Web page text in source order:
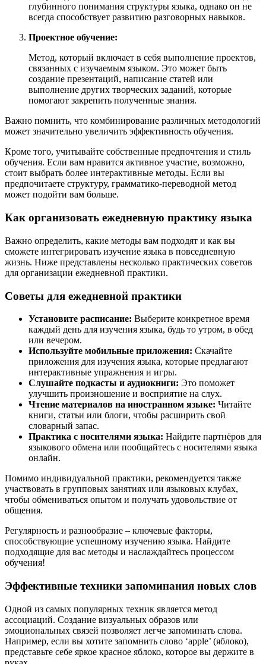
глубинного понимания структуры языка, однако он не
всегда способствует развитию разговорных навыков.
Проектное обучение:
Метод, который включает в себя выполнение проектов,
связанных с изучаемым языком. Это может быть
создание презентаций, написание статей или
выполнение других творческих заданий, которые
помогают закрепить полученные знания.
Важно помнить, что комбинирование различных методологий
может значительно увеличить эффективность обучения.
Кроме того, учитывайте собственные предпочтения и стиль
обучения. Если вам нравится активное участие, возможно,
стоит выбрать более интерактивные методы. Если вы
предпочитаете структуру, грамматико-переводной метод
может подойти вам больше.
Как организовать ежедневную практику языка
Важно определить, какие методы вам подходят и как вы
сможете интегрировать изучение языка в повседневную
жизнь. Ниже представлены несколько практических советов
для организации ежедневной практики.
Советы для ежедневной практики
Установите расписание: Выберите конкретное время
каждый день для изучения языка, будь то утром, в обед
или вечером.
Используйте мобильные приложения: Скачайте
приложения для изучения языка, которые предлагают
интерактивные упражнения и игры.
Слушайте подкасты и аудиокниги: Это поможет
улучшить произношение и восприятие на слух.
Чтение материалов на иностранном языке: Читайте
книги, статьи или блоги, чтобы расширить свой
словарный запас.
Практика с носителями языка: Найдите партнёров для
языкового обмена или пообщайтесь с носителями языка
онлайн.
Помимо индивидуальной практики, рекомендуется также
участвовать в групповых занятиях или языковых клубах,
чтобы обмениваться опытом и получать удовольствие от
общения.
Регулярность и разнообразие – ключевые факторы,
способствующие успешному изучению языка. Найдите
подходящие для вас методы и наслаждайтесь процессом
обучения!
Эффективные техники запоминания новых слов
Одной из самых популярных техник является метод
ассоциаций. Создание визуальных образов или
эмоциональных связей позволяет легче запоминать слова.
Например, если вы хотите запомнить слово ‘apple’ (яблоко),
представьте себе яркое красное яблоко, которое вы держите в